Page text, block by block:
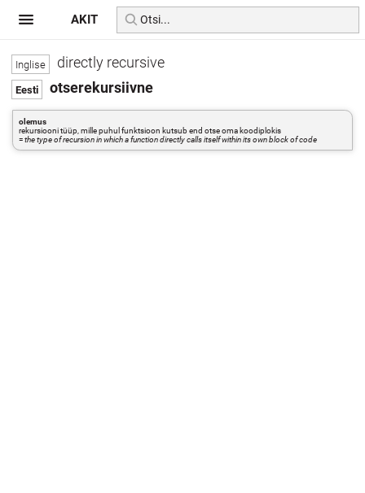
directly recursive
otserekursiivne
olemus
rekursiooni tüüp, mille puhul funktsioon kutsub end otse oma koodiplokis
=the type of recursion in which a function directly calls itself within its own block of code
AKIT